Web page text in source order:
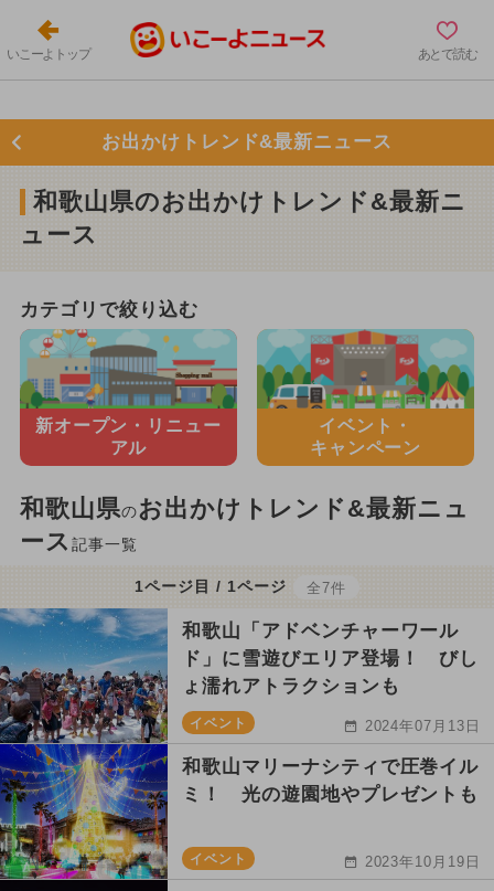
いこーよトップ あとで読む
お出かけトレンド&最新ニュース
和歌山県のお出かけトレンド&最新ニ
ュース
カテゴリで絞り込む
新オープン・ リニュー
アル
イベント・
キャンペーン
和歌山県のお出かけトレンド&最新ニュ
ース 記事一覧
1ページ目 / 1ページ 全7件
和歌山「アドベンチャーワール
ド」に雪遊びエリア登場！ びし
ょ濡れアトラクションも
イベント 2024年07月13日
和歌山マリーナシティで圧巻イル
ミ！ 光の遊園地やプレゼントも
イベント 2023年10月19日